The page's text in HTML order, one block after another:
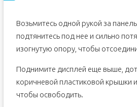
Шаг 16 Освободите опору
Шаг 17 Снимите станцию очистки.
Возьмитесь одной рукой за
подтянитесь под нее и сильно
изогнутую опору, чтобы
Поднимите дисплей еще выше,
коричневой пластиковой крышки
чтобы освободить.